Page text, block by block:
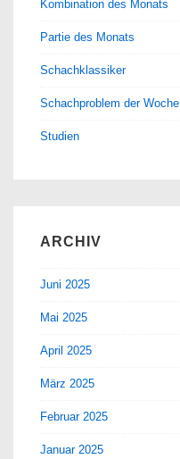
Kombination des Monats
Partie des Monats
Schachklassiker
Schachproblem der Woche
Studien
ARCHIV
Juni 2025
Mai 2025
April 2025
März 2025
Februar 2025
Januar 2025